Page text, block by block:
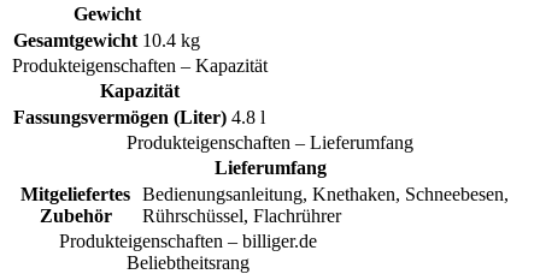
Gewicht
Gesamtgewicht 10.4 kg
Produkteigenschaften – Kapazität
Kapazität
Fassungsvermögen (Liter) 4.8 l
Produkteigenschaften – Lieferumfang
Lieferumfang
Mitgeliefertes
Zubehör
Bedienungsanleitung, Knethaken, Schneebesen,
Rührschüssel, Flachrührer
Produkteigenschaften – billiger.de
Beliebtheitsrang